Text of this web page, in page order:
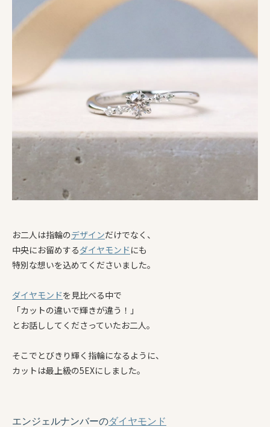
お二人は指輪のデザインだけでなく、
中央にお留めするダイヤモンド にも
特別な想いを込めてくださいました。
ダイヤモンドを見比べる中で
「カットの違いで輝きが違う！」
とお話ししてくださっていたお二人。
そこでとびきり輝く指輪になるように、
カットは最上級の5EXにしました。
エンジェルナンバーのダイヤモンド